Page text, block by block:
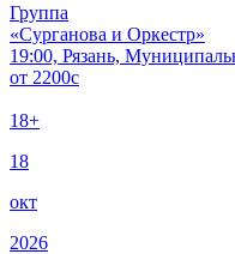
Группа
«Сурганова и Оркестр»
19:00, Рязань,
от 2200c
18+
18
окт
2026